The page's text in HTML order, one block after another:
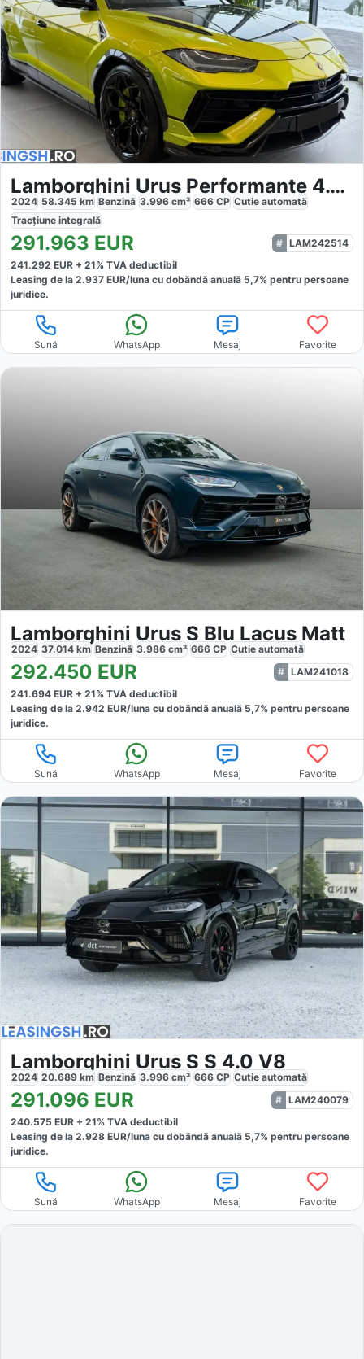
Lamborghini Urus Performante 4.0 V8
2024 58.345 km Benzină 3.996 cm³ 666 CP Cutie automată
Tracțiune integrală
291.963 EUR
LAM242514
241.292 EUR + 21% TVA deductibil
Leasing de la 2.937 EUR/luna cu dobăndă anuală 5,7% pentru persoane
juridice.
Sună WhatsApp Mesaj Favorite
Lamborghini Urus S Blu Lacus Matt
2024 37.014 km Benzină 3.986 cm³ 666 CP Cutie automată
292.450 EUR
LAM241018
241.694 EUR + 21% TVA deductibil
Leasing de la 2.942 EUR/luna cu dobăndă anuală 5,7% pentru persoane
juridice.
Sună WhatsApp Mesaj Favorite
Lamborghini Urus S S 4.0 V8
2024 20.689 km Benzină 3.996 cm³ 666 CP Cutie automată
291.096 EUR
LAM240079
240.575 EUR + 21% TVA deductibil
Leasing de la 2.928 EUR/luna cu dobăndă anuală 5,7% pentru persoane
juridice.
Sună WhatsApp Mesaj Favorite